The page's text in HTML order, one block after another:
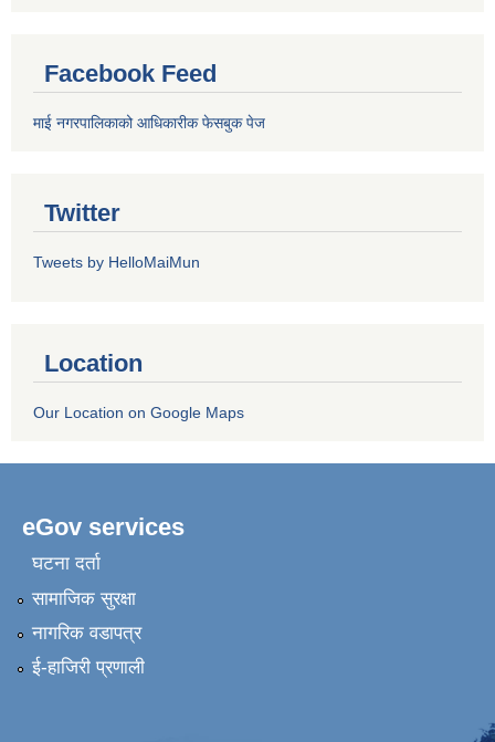
Facebook Feed
माई नगरपालिकाको आधिकारीक फेसबुक पेज
Twitter
Tweets by HelloMaiMun
Location
Our Location on Google Maps
eGov services
घटना दर्ता
सामाजिक सुरक्षा
नागरिक वडापत्र
ई-हाजिरी प्रणाली